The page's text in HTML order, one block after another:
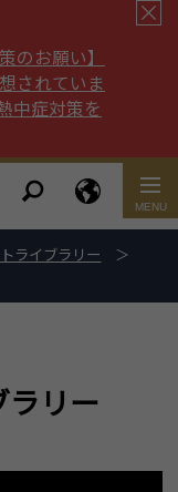
のお願い】
されていま
中症対策を
ライブラリー
ラリー